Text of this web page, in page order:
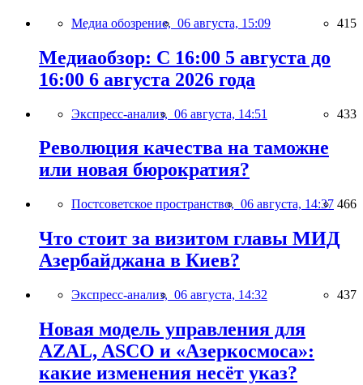
Медиа обозрение, 06 августа, 15:09 415
Медиаобзор: С 16:00 5 августа до
16:00 6 августа 2026 года
Экспресс-анализ, 06 августа, 14:51 433
Революция качества на таможне
или новая бюрократия?
Постсоветское пространство, 06 августа, 14:37 466
Что стоит за визитом главы МИД
Азербайджана в Киев?
Экспресс-анализ, 06 августа, 14:32 437
Новая модель управления для
AZAL, ASCO и «Азеркосмоса»:
какие изменения несёт указ?